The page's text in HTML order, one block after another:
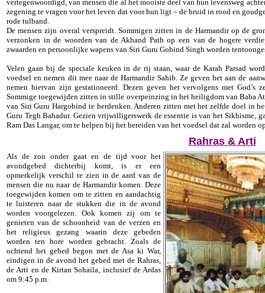
vertegenwoordigd, van mensen die al het mooiste deel van hun levensweg
zegening te vragen voor het leven dat voor hun ligt – de bruid in rood en
rode tulband.
De mensen zijn overal verspreidt. Sommigen zitten in de Harmandir op de
verzonken in de woorden van de Akhand Path op een van de hogere
zwaarden en persoonlijke wapens van Siri Guru Gobind Singh worden
Velen gaan bij de speciale keuken in de rij staan, waar de Karah Parsad
voedsel en nemen dit mee naar de Harmandir Sahib. Ze geven het aan de
nemen hiervan zijn gestationeerd. Dezen geven het vervolgens met God’s
Sommige toegewijden zitten in stille overpeinzing in het heiligdom van Baba
van Siri Guru Hargobind te herdenken. Anderen zitten met het zelfde doel in
Guru Tegh Bahadur. Gezien vrijwilligerswerk de essentie is van het Sikhisme,
Ram Das Langar, om te helpen bij het bereiden van het voedsel dat zal worden
Rahras & Arti
Als de zon onder gaat en de tijd voor het
avondgebed dichterbij komt, is er een
opmerkelijk verschil te zien in de aard van de
mensen die nu naar de Harmandir komen. Deze
toegewijden komen om te zitten en aandachtig
te luisteren naar de stukken die in de avond
worden voorgelezen. Ook komen zij om te
genieten van de schoonheid van de verzen en
het religieus gezang waarin deze gebeden
worden ten hore worden gebracht. Zoals de
ochtend het gebed begon met de Asa ki War,
eindigen in de avond het gebed met de Rahras,
de Arti en de Kirtan Sohaila, inclusief de Ardas
om 9:45 p.m.